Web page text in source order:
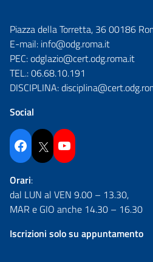
Piazza della Torretta, 36 00186
E-mail: info@odg.roma.it
PEC:odglazio@cert.odg.roma.it
TEL.:06.68.10.191
DISCIPLINA:
Social
Facebook Twitter YouTube
Orari:
dal LUN al VEN 9.00 – 13.30,
MAR e GIO anche 14.30 – 16.30
Iscrizioni solo su appuntamento